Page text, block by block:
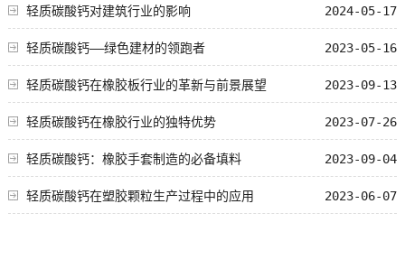
2024-05-17
轻质碳酸钙对建筑行业的影响
2023-05-16
轻质碳酸钙——绿色建材的领跑者
2023-09-13
轻质碳酸钙在橡胶板行业的革新与前景展望
2023-07-26
轻质碳酸钙在橡胶行业的独特优势
2023-09-04
轻质碳酸钙：橡胶手套制造的必备填料
2023-06-07
轻质碳酸钙在塑胶颗粒生产过程中的应用